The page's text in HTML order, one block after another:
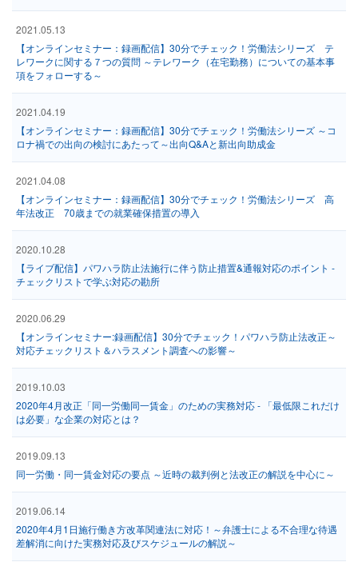
2021.05.13
【オンラインセミナー：録画配信】30分でチェック！労働法シリーズ テ
レワークに関する７つの質問 ～テレワーク（在宅勤務）についての基本事
項をフォローする～
2021.04.19
【オンラインセミナー：録画配信】30分でチェック！労働法シリーズ ～コ
ロナ禍での出向の検討にあたって～出向Q&Aと新出向助成金
2021.04.08
【オンラインセミナー：録画配信】30分でチェック！労働法シリーズ 高
年法改正 70歳までの就業確保措置の導入
2020.10.28
【ライブ配信】パワハラ防止法施行に伴う防止措置&通報対応のポイント -
チェックリストで学ぶ対応の勘所
2020.06.29
【オンラインセミナー:録画配信】30分でチェック！パワハラ防止法改正～
対応チェックリスト＆ハラスメント調査への影響～
2019.10.03
2020年4月改正「同一労働同一賃金」のための実務対応 - 「最低限これだけ
は必要」な企業の対応とは？
2019.09.13
同一労働・同一賃金対応の要点 ～近時の裁判例と法改正の解説を中心に～
2019.06.14
2020年4月1日施行働き方改革関連法に対応！～弁護士による不合理な待遇
差解消に向けた実務対応及びスケジュールの解説～